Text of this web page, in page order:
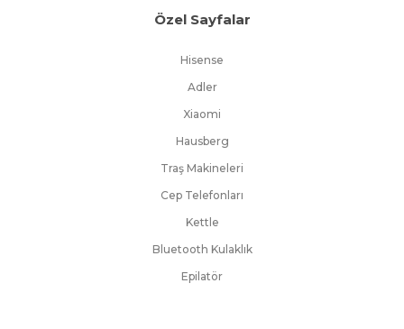
Özel Sayfalar
Hisense
Adler
Xiaomi
Hausberg
Traş Makineleri
Cep Telefonları
Kettle
Bluetooth Kulaklık
Epilatör